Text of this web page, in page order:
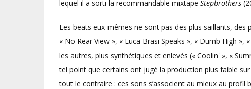
lequel il a sorti la recommandable mixtape Stepbrothers
Les beats eux-mêmes ne sont pas des plus saillants,
« No Rear View », « Luca Brasi Speaks », « Dumb High
les autres, plus synthétiques et enlevés (« Coolin' », «
tel point que certains ont jugé la production plus faible
tout le contraire : ces sons s’associent au mieux au profil